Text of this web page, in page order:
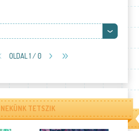
OLDAL 1 / 0
NEKÜNK TETSZIK